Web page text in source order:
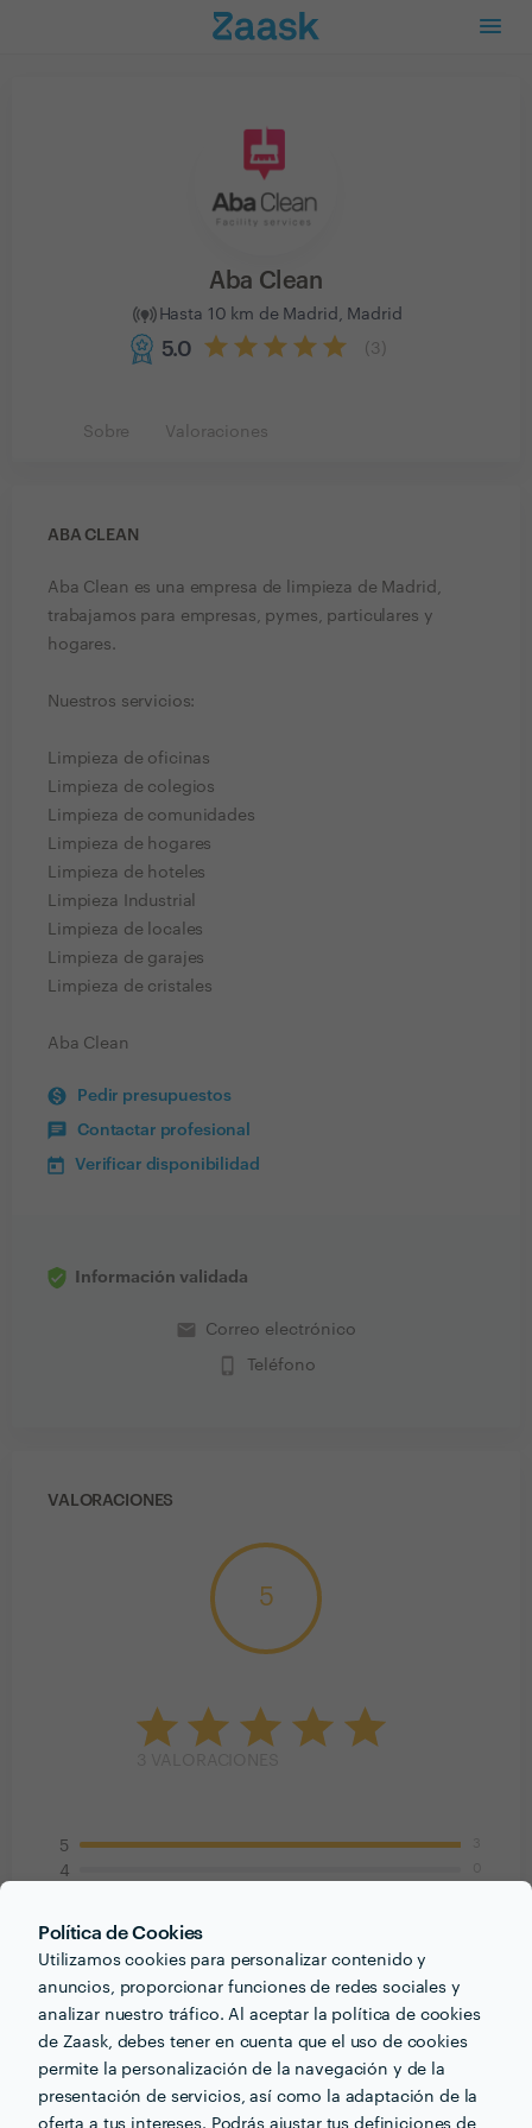
Política de Cookies
Utilizamos cookies para personalizar contenido y
anuncios, proporcionar funciones de redes sociales y
analizar nuestro tráfico. Al aceptar la política de cookies
de Zaask, debes tener en cuenta que el uso de cookies
permite la personalización de la navegación y de la
presentación de servicios, así como la adaptación de la
oferta a tus intereses. Podrás ajustar tus definiciones de
Aba Clean
Hasta 10 km de Madrid, Madrid
5.0 3
Sobre Valoraciones
ABA CLEAN
Aba Clean es una empresa de limpieza de Madrid,
trabajamos para empresas, pymes, particulares y
hogares.
Nuestros servicios:
Limpieza de oficinas
Limpieza de colegios
Limpieza de comunidades
Limpieza de hogares
Limpieza de hoteles
Limpieza Industrial
Limpieza de locales
Limpieza de garajes
Limpieza de cristales
Aba Clean
Pedir presupuestos
Contactar profesional
Verificar disponibilidad
Información validada
email Correo electrónico
phone_iphone Teléfono
VALORACIONES
5
5
4
2
Susana vieira
Trabajo realizado fuera de la plataforma
19 ene. 2018
Buen servicio, todo correcto y atención de 10. Los